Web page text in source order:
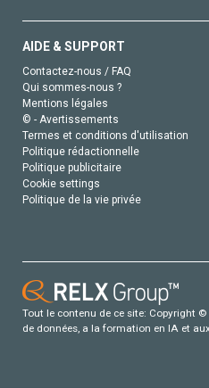
AIDE & SUPPORT
Contactez-nous / FAQ
Qui sommes-nous ?
Mentions légales
© - Avertissements
Termes et conditions d'utilisation
Politique rédactionnelle
Politique publicitaire
Cookie settings
Politique de la vie privée
Tout le contenu de ce site: Copyright
de données, a la formation en IA et